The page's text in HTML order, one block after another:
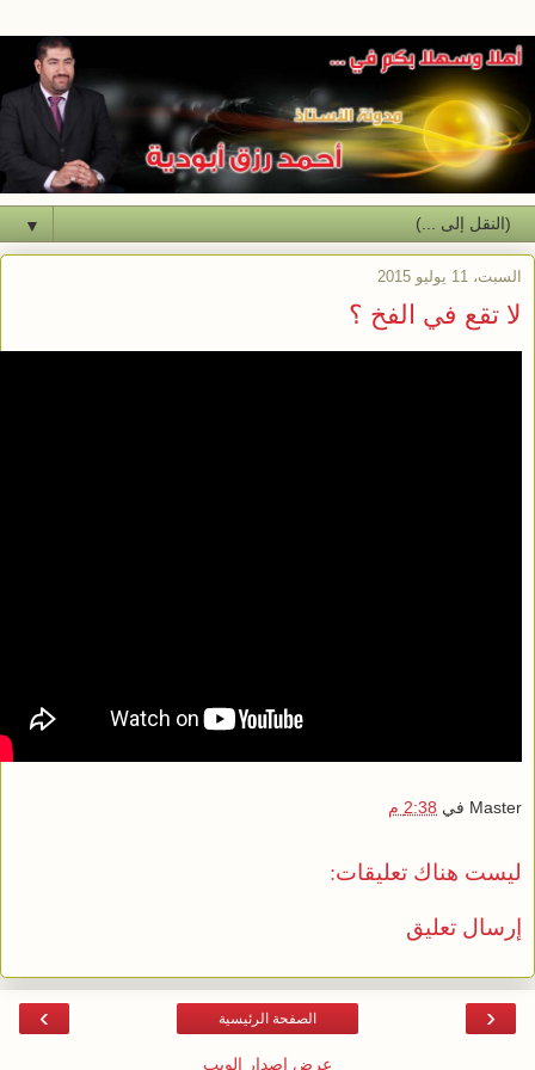
▼
السبت، 11 يوليو 2015
لا تقع في الفخ ؟
Master في 2:38 م
ليست هناك تعليقات:
إرسال تعليق
‹
› الصفحة الرئيسية
عرض إصدار الويب